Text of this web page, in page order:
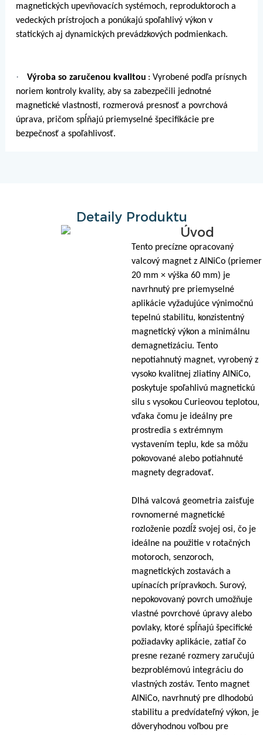
magnetických upevňovacích systémoch, reproduktoroch a
vedeckých prístrojoch a ponúkajú spoľahlivý výkon v
statických aj dynamických prevádzkových podmienkach.
· Výroba so zaručenou kvalitou : Vyrobené podľa prísnych
noriem kontroly kvality, aby sa zabezpečili jednotné
magnetické vlastnosti, rozmerová presnosť a povrchová
úprava, pričom spĺňajú priemyselné špecifikácie pre
bezpečnosť a spoľahlivosť.
Detaily Produktu
Úvod
Tento precízne opracovaný
valcový magnet z AlNiCo (priemer
20 mm × výška 60 mm) je
navrhnutý pre priemyselné
aplikácie vyžadujúce výnimočnú
tepelnú stabilitu, konzistentný
magnetický výkon a minimálnu
demagnetizáciu. Tento
nepotiahnutý magnet, vyrobený z
vysoko kvalitnej zliatiny AlNiCo,
poskytuje spoľahlivú magnetickú
silu s vysokou Curieovou teplotou,
vďaka čomu je ideálny pre
prostredia s extrémnym
vystavením teplu, kde sa môžu
pokovované alebo potiahnuté
magnety degradovať.
Dlhá valcová geometria zaisťuje
rovnomerné magnetické
rozloženie pozdĺž svojej osi, čo je
ideálne na použitie v rotačných
motoroch, senzoroch,
magnetických zostavách a
upínacích prípravkoch. Surový,
nepokovovaný povrch umožňuje
vlastné povrchové úpravy alebo
povlaky, ktoré spĺňajú špecifické
požiadavky aplikácie, zatiaľ čo
presne rezané rozmery zaručujú
bezproblémovú integráciu do
vlastných zostáv. Tento magnet
AlNiCo, navrhnutý pre dlhodobú
stabilitu a predvídateľný výkon, je
dôveryhodnou voľbou pre